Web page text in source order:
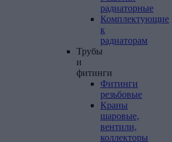
радиаторные
Комплектующие
к
радиаторам
Трубы
и
фитинги
Фитинги
резьбовые
Краны
шаровые,
вентили,
коллекторы